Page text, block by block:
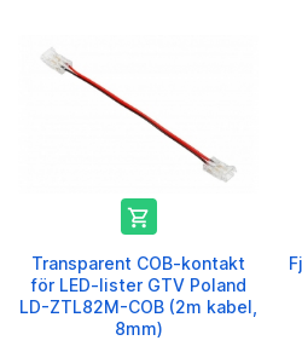

Transparent COB-kontakt
för LED-lister GTV Poland
LD-ZTL82M-COB (2m kabel,
8mm)